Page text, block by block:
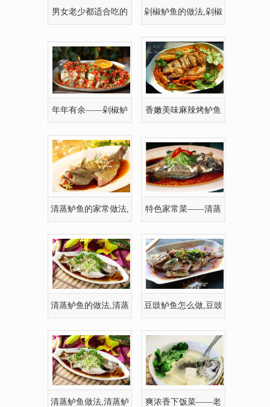
男女老少都适合吃的 剁椒鲈鱼的做法,剁椒
年年有余——剁椒鲈 香嫩美味麻辣烤鲈鱼
清蒸鲈鱼的家常做法, 特色家常菜——清蒸
清蒸鲈鱼的做法,清蒸 豆豉鲈鱼怎么做,豆豉
清蒸鲈鱼做法,清蒸鲈 爽浓香下饭菜——老